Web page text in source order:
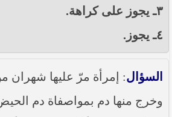
٣ـ يجوز على كراهة.
٤ـ يجوز.
السؤال: إمرأة مرّ عليها شهران
وخرج منها دم بمواصفاة دم